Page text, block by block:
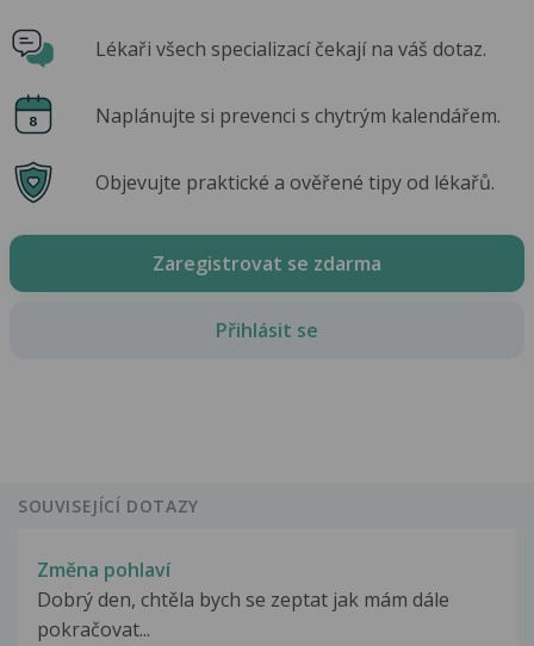
Lékaři všech specializací čekají na váš dotaz.
Naplánujte si prevenci s chytrým kalendářem.
Objevujte praktické a ověřené tipy od lékařů.
Zaregistrovat se zdarma
Přihlásit se
SOUVISEJÍCÍ DOTAZY
Změna pohlaví
Dobrý den, chtěla bych se zeptat jak mám dále
pokračovat...